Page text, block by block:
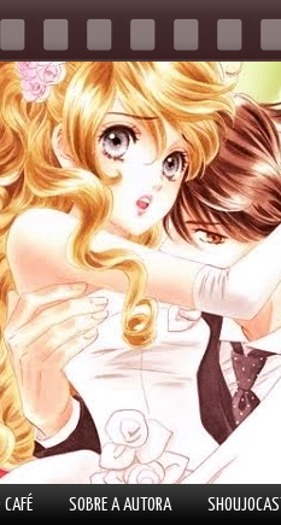
SOBRE A AUTORA SHOUJOCAST